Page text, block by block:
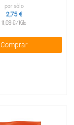
por sólo
2,75 €
11,09 €/Kilo
Comprar